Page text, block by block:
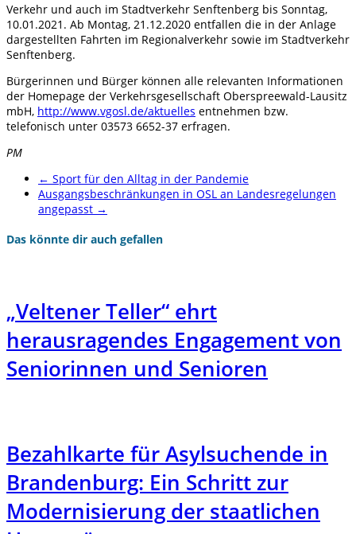
Verkehr und auch im Stadtverkehr Senftenberg bis Sonntag,
10.01.2021. Ab Montag, 21.12.2020 entfallen die in der Anlage
dargestellten Fahrten im Regionalverkehr sowie im Stadtverkehr
Senftenberg.
Bürgerinnen und Bürger können alle relevanten Informationen
der Homepage der Verkehrsgesellschaft Oberspreewald-Lausitz
mbH, http://www.vgosl.de/aktuelles entnehmen bzw.
telefonisch unter 03573 6652-37 erfragen.
PM
← Sport für den Alltag in der Pandemie
Ausgangsbeschränkungen in OSL an Landesregelungen
angepasst →
Das könnte dir auch gefallen
„Veltener Teller“ ehrt
herausragendes Engagement von
Seniorinnen und Senioren
Bezahlkarte für Asylsuchende in
Brandenburg: Ein Schritt zur
Modernisierung der staatlichen